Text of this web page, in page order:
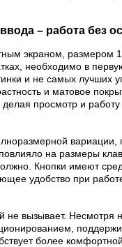
– работа без
экраном, размером
необходимо в
и не самых лучших
и матовое
просмотр и
вариации,
на размеры
Кнопки имеют
удобство при
не вызывает. Несмотря
более